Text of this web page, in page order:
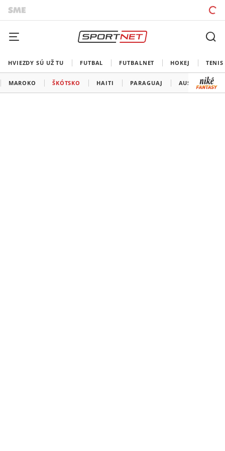
HVIEZDY SÚ UŽ TU FUTBAL FUTBALNET HOKEJ TENIS
MAROKO ŠKÓTSKO HAITI PARAGUAJ AUSTRÁLIA